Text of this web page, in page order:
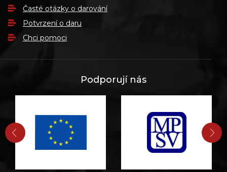
Časté otázky o darování
Potvrzení o daru
Chci pomoci
Podporují nás
PŘEDCHOZÍ